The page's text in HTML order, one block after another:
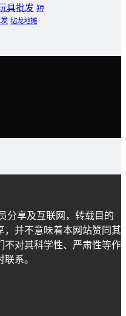
具批发 短
钻龙地摊
分享及互联网，转载目的
，并不意味着本网站赞同其
不对其科学性、严肃性等作
系。